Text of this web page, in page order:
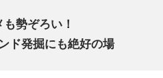
勢ぞろい！
ド発掘にも絶好の場